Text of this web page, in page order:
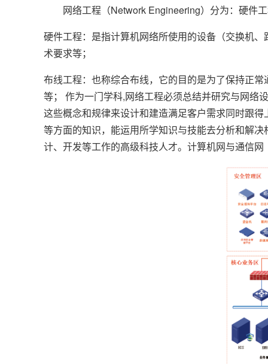
网络工程（Network Engineering）分为：硬件
硬件工程：是指计算机网络所使用的设备（交换机
术要求等；
布线工程：也称综合布线，它的目的是为了保持正
等； 作为一门学科,网络工程必须总结并研究与网络
这些概念和规律来设计和建造满足客户需求同时跟
等方面的知识，能运用所学知识与技能去分析和解
计、开发等工作的高级科技人才。计算机网与通信